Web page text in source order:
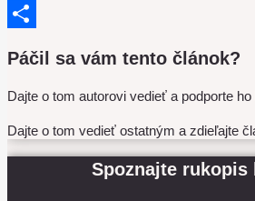
Copy
Páčil sa vám tento článok?
Dajte o tom autorovi vedieť a podporte ho
Dajte o tom vedieť ostatným a zdieľajte
Spoznajte rukopis